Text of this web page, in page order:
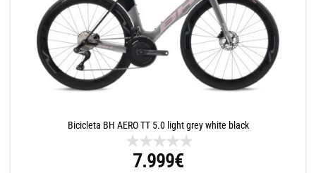
Bicicleta BH AERO TT 5.0 light grey white black
7.999€